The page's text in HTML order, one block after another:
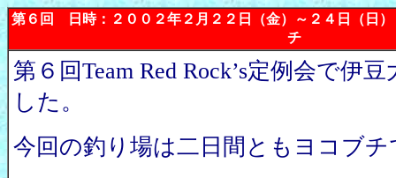
第６回 日時：２００２年２月２２日（金）～２４日（日
チ
第６回Team Red Rock’s定例会で伊
した。
今回の釣り場は二日間ともヨコブ